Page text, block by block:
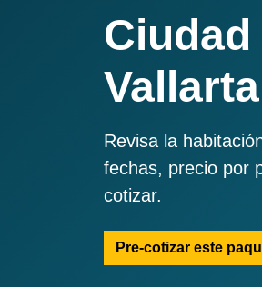
Vallarta
Revisa la
fechas, precio por
cotizar.
Pre-cotizar este